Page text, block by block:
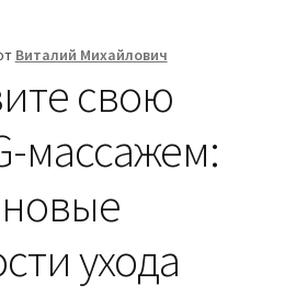
Виталий Михайлович
свою
массажем:
ухода